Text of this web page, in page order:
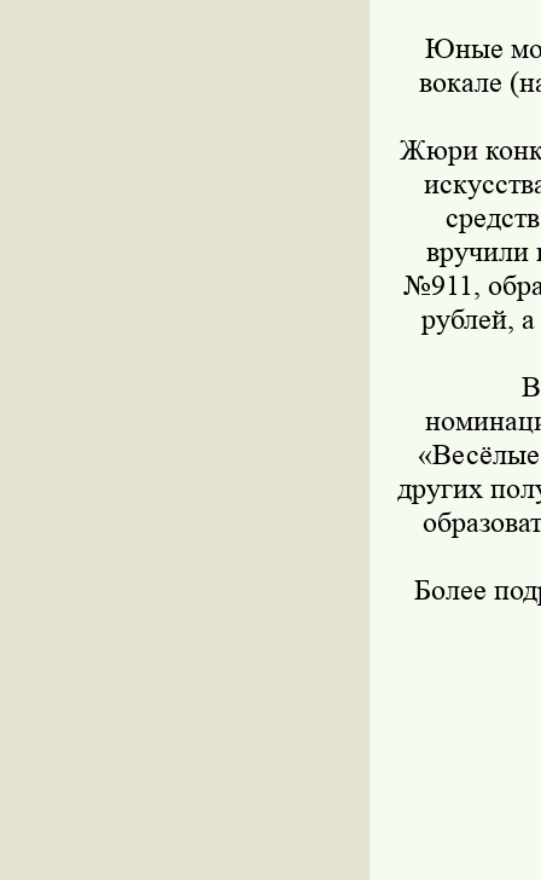
Юные
вокале
Жюри
вручили
№911,
рублей,
других
Более